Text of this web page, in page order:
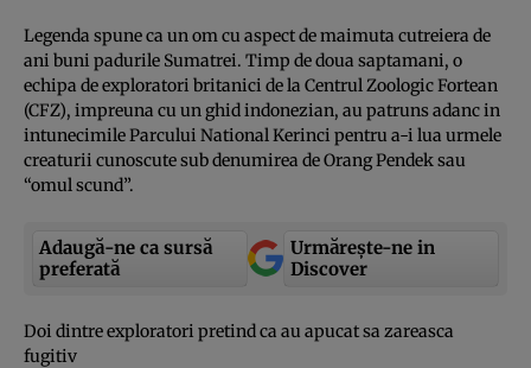
Legenda spune ca un om cu aspect de maimuta cutreiera de
ani buni padurile Sumatrei. Timp de doua saptamani, o
echipa de exploratori britanici de la Centrul Zoologic Fortean
(CFZ), impreuna cu un ghid indonezian, au patruns adanc in
intunecimile Parcului National Kerinci pentru a-i lua urmele
creaturii cunoscute sub denumirea de Orang Pendek sau
“omul scund”.
Adaugă-ne ca sursă
preferată
Urmărește-ne in
Discover
Doi dintre exploratori pretind ca au apucat sa zareasca
fugitiv